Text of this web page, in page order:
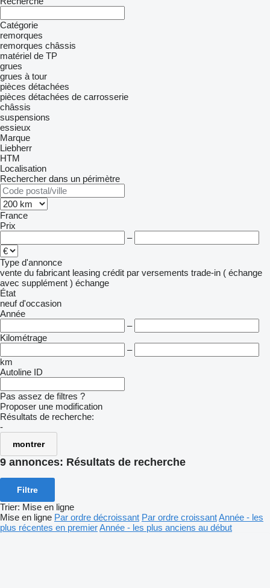
Catégorie
remorques
remorques châssis
matériel de TP
grues
grues à tour
pièces détachées
pièces détachées de carrosserie
châssis
suspensions
essieux
Marque
Liebherr
HTM
Localisation
Rechercher dans un périmètre
France
Prix
–
Type d'annonce
vente du fabricant leasing crédit par versements trade-in ( échange
avec supplément ) échange
État
neuf d'occasion
Année
–
Kilométrage
–
km
Autoline ID
Pas assez de filtres ?
Proposer une modification
Résultats de recherche:
-
montrer
9 annonces: Résultats de recherche
Filtre
Trier: Mise en ligne
Mise en ligne Par ordre décroissant Par ordre croissantAnnée - les
plus récentes en premierAnnée - les plus anciens au début